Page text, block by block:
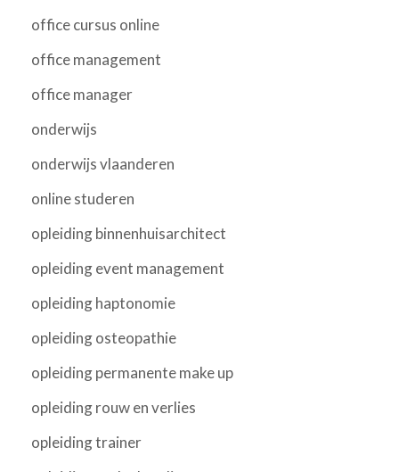
office cursus online
office management
office manager
onderwijs
onderwijs vlaanderen
online studeren
opleiding binnenhuisarchitect
opleiding event management
opleiding haptonomie
opleiding osteopathie
opleiding permanente make up
opleiding rouw en verlies
opleiding trainer